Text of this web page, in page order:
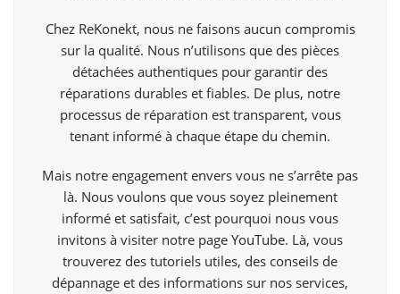
Chez ReKonekt, nous ne faisons aucun compromis
sur la qualité. Nous n’utilisons que des pièces
détachées authentiques pour garantir des
réparations durables et fiables. De plus, notre
processus de réparation est transparent, vous
tenant informé à chaque étape du chemin.
Mais notre engagement envers vous ne s’arrête pas
là. Nous voulons que vous soyez pleinement
informé et satisfait, c’est pourquoi nous vous
invitons à visiter notre page YouTube. Là, vous
trouverez des tutoriels utiles, des conseils de
dépannage et des informations sur nos services,